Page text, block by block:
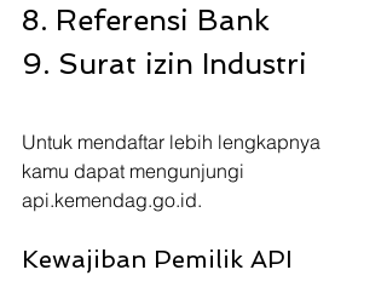
8. Referensi Bank
9. Surat izin Industri
Untuk mendaftar lebih lengkapnya
kamu dapat mengunjungi
api.kemendag.go.id.
Kewajiban Pemilik API